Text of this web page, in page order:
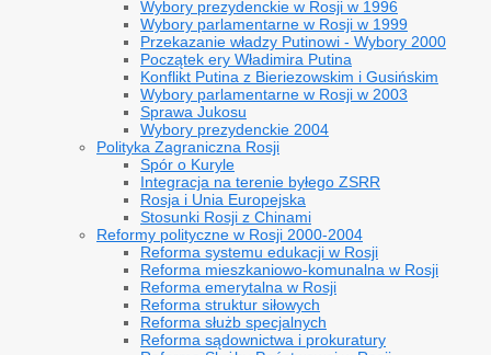
Wybory prezydenckie w Rosji w 1996
Wybory parlamentarne w Rosji w 1999
Przekazanie władzy Putinowi - Wybory 2000
Początek ery Władimira Putina
Konflikt Putina z Bieriezowskim i Gusińskim
Wybory parlamentarne w Rosji w 2003
Sprawa Jukosu
Wybory prezydenckie 2004
Polityka Zagraniczna Rosji
Spór o Kuryle
Integracja na terenie byłego ZSRR
Rosja i Unia Europejska
Stosunki Rosji z Chinami
Reformy polityczne w Rosji 2000-2004
Reforma systemu edukacji w Rosji
Reforma mieszkaniowo-komunalna w Rosji
Reforma emerytalna w Rosji
Reforma struktur siłowych
Reforma służb specjalnych
Reforma sądownictwa i prokuratury